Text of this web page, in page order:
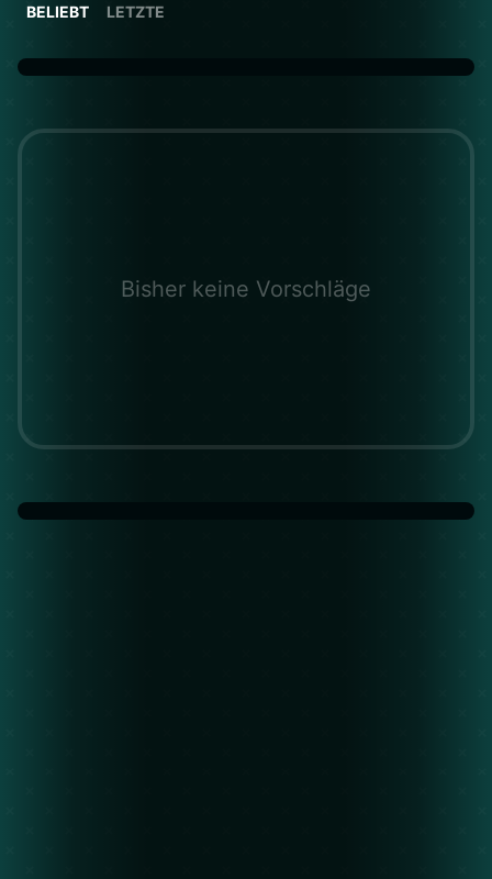
BELIEBT LETZTE
Bisher keine Vorschläge